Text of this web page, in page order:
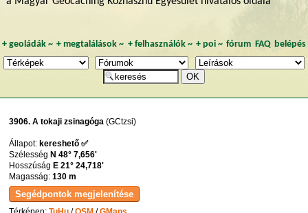
+ geoládák~ +megtalálások ~ + felhasználók~ + poi~ fórum FAQ belépés
3906. A tokaji zsinagóga (GCtzsi)
Állapot:kereshető ✅
SzélességN 48° 7,656'
HosszúságE 21° 24,718'
Magasság:130 m